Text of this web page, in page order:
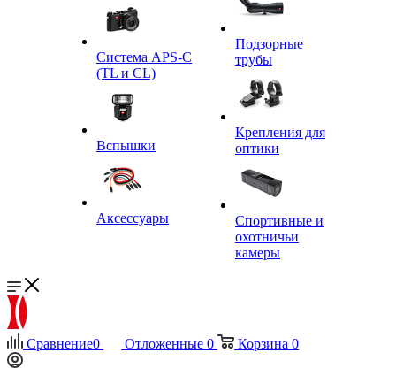
Система APS-C
(TL и CL)
Вспышки
Аксессуары
Подзорные
трубы
Крепления для
оптики
Спортивные и
охотничьи
камеры
Сравнение0 Отложенные 0 Корзина 0